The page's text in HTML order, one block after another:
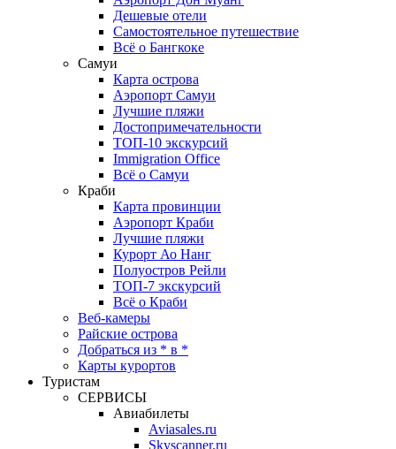
Дешевые отели
Самостоятельное путешествие
Всё о Бангкоке
Самуи
Карта острова
Аэропорт Самуи
Лучшие пляжи
Достопримечательности
ТОП-10 экскурсий
Immigration Office
Всё о Самуи
Краби
Карта провинции
Аэропорт Краби
Лучшие пляжи
Курорт Ао Нанг
Полуостров Рейли
ТОП-7 экскурсий
Всё о Краби
Веб-камеры
Райские острова
Добраться из * в *
Карты курортов
Туристам
СЕРВИСЫ
Авиабилеты
Aviasales.ru
Skyscanner.ru